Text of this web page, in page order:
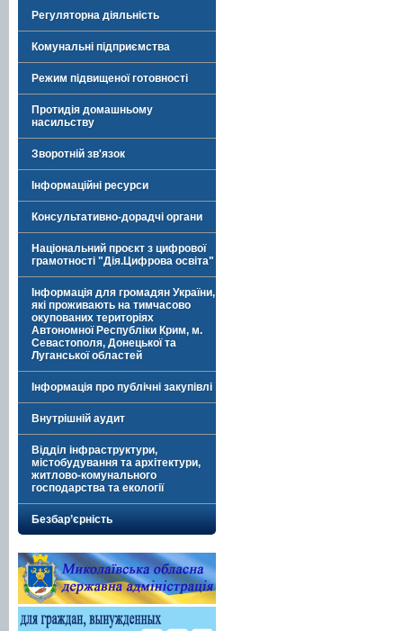
Регуляторна діяльність
Комунальні підприємства
Режим підвищеної готовності
Протидія домашньому
насильству
Зворотній зв'язок
Інформаційні ресурси
Консультативно-дорадчі органи
Національний проєкт з цифрової
грамотності "Дія.Цифрова освіта"
Інформація для громадян України,
які проживають на тимчасово
окупованих територіях
Автономної Республіки Крим, м.
Севастополя, Донецької та
Луганської областей
Інформація про публічні закупівлі
Внутрішній аудит
Відділ інфраструктури,
містобудування та архітектури,
житлово-комунального
господарства та екології
Безбар’єрність